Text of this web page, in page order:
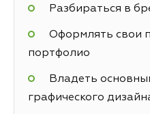
Разбираться в
Оформлять свои
портфолио
Владеть
графического